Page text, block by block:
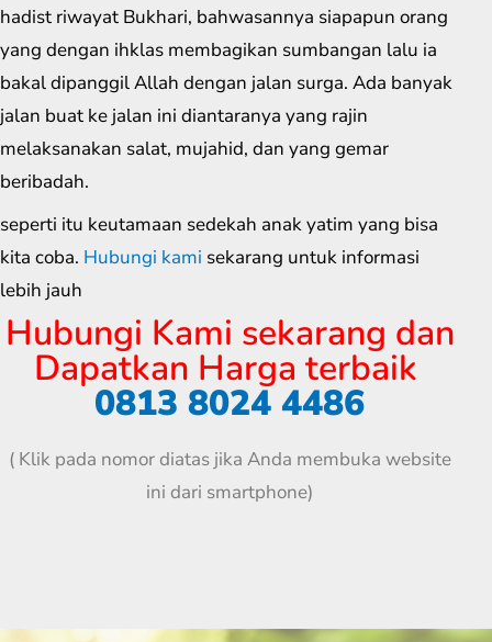
hadist riwayat Bukhari, bahwasannya siapapun orang
yang dengan ihklas membagikan sumbangan lalu ia
bakal dipanggil Allah dengan jalan surga. Ada banyak
jalan buat ke jalan ini diantaranya yang rajin
melaksanakan salat, mujahid, dan yang gemar
beribadah.
seperti itu keutamaan sedekah anak yatim yang bisa
kita coba. Hubungi kami sekarang untuk informasi
lebih jauh
Hubungi Kami sekarang dan
Dapatkan Harga terbaik
0813 8024 4486
( Klik pada nomor diatas jika Anda membuka website
ini dari smartphone)